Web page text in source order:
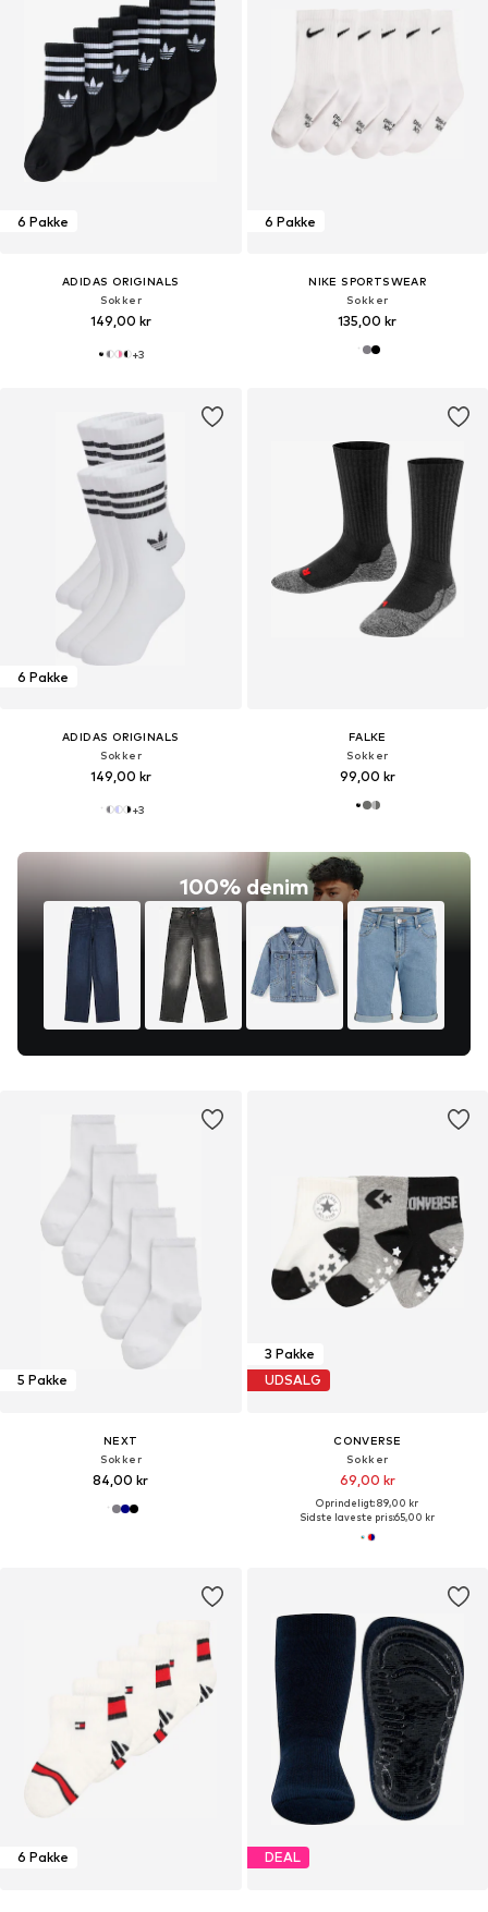
6 Pakke
ADIDAS ORIGINALS
Sokker
149,00 kr
+3
6 Pakke
NIKE SPORTSWEAR
Sokker
135,00 kr
6 Pakke
ADIDAS ORIGINALS
Sokker
149,00 kr
+3
100% denim
FALKE
Sokker
99,00 kr
5 Pakke
NEXT
Sokker
84,00 kr
3 Pakke
UDSALG
CONVERSE
Sokker
69,00 kr
Oprindeligt: 89,00 kr
Sidste laveste pris:65,00 kr
6 Pakke DEAL